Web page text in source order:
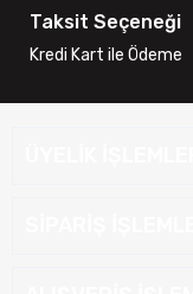
Taksit Seçeneği
Kredi Kart ile Ödeme